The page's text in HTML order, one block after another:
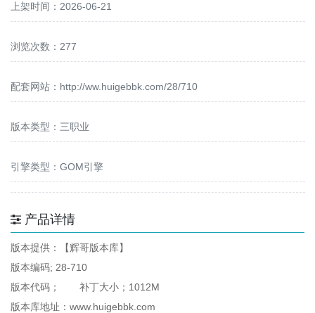
上架时间：2026-06-21
浏览次数：277
配套网站： http://ww.huigebbk.com/28/710
版本类型：三职业
引擎类型：GOM引擎
产品详情
版本提供：【辉哥版本库】
版本编码; 28-710
版本代码； 补丁大小；1012M
版本库地址：www.huigebbk.com